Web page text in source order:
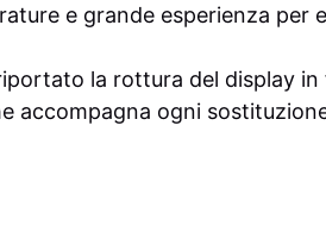
e grande esperienza per
la rottura del display in
accompagna ogni